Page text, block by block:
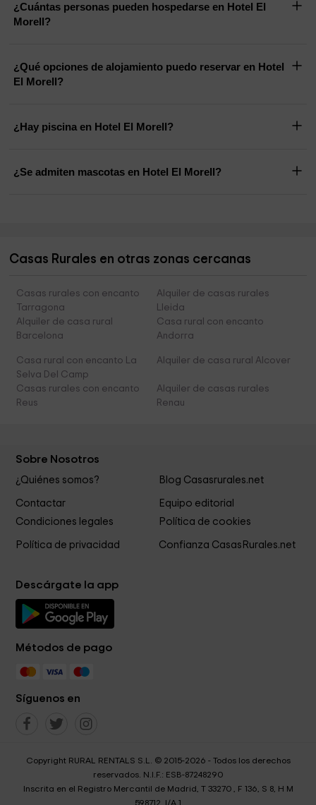
¿Cuántas personas pueden hospedarse en Hotel El
Morell?
¿Qué opciones de alojamiento puedo reservar en Hotel
El Morell?
¿Hay piscina en Hotel El Morell?
¿Se admiten mascotas en Hotel El Morell?
Casas Rurales en otras zonas cercanas
Casas rurales con encanto
Tarragona
Alquiler de casas rurales
Lleida
Alquiler de casa rural
Barcelona
Casa rural con encanto
Andorra
Casa rural con encanto La
Selva Del Camp
Alquiler de casa rural Alcover
Casas rurales con encanto
Reus
Alquiler de casas rurales
Renau
Sobre Nosotros
¿Quiénes somos? Blog Casasrurales.net
Contactar
Equipo editorial
Condiciones legales
Política de cookies
Política de privacidad Confianza CasasRurales.net
Descárgate la app
Métodos de pago
Síguenos en
Copyright RURAL RENTALS S.L. © 2015-2026 - Todos los derechos
reservados. N.I.F.: ESB-87248290
Inscrita en el Registro Mercantil de Madrid, T 33270 , F 136, S 8, H M
598712, I/A 1